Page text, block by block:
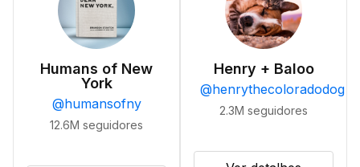
Humans of New
York
@humansofny
12.6M seguidores
Henry + Baloo
@henrythecoloradodog
2.3M seguidores